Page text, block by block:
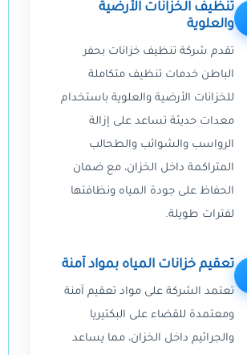
تنظيف الخزانات الأرضية
والعلوية
تقدم شركة تنظيف خزانات بحفر
الباطن خدمات تنظيف متكاملة
للخزانات الأرضية والعلوية باستخدام
معدات حديثة تساعد على إزالة
الرواسب والشوائب والطحالب
المتراكمة داخل الخزان، مع ضمان
الحفاظ على جودة المياه ونظافتها
لفترات طويلة.
تعقيم خزانات المياه بمواد آمنة
تعتمد الشركة على مواد تعقيم آمنة
ومعتمدة للقضاء على البكتيريا
والجراثيم داخل الخزان، مما يساعد